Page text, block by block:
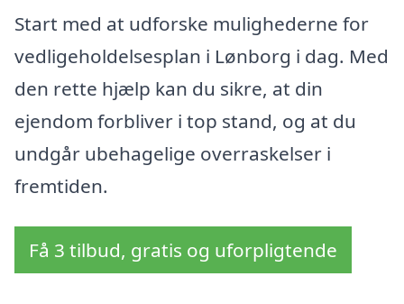
Start med at udforske mulighederne for
vedligeholdelsesplan i Lønborg i dag. Med
den rette hjælp kan du sikre, at din
ejendom forbliver i top stand, og at du
undgår ubehagelige overraskelser i
fremtiden.
Få 3 tilbud, gratis og uforpligtende